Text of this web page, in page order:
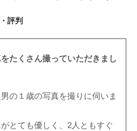
評判
たくさん撮っていただきまし
の１歳の写真を撮りに伺いま
とても優しく、2人ともすぐ